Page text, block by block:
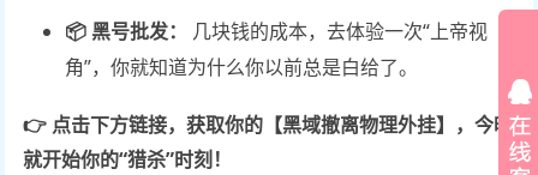
📦 黑号批发：
几块钱的成本，去体验一次“上帝视
角”，你就知道为什么你以前总是白给了。
👉 点击下方链接，获取你的【黑域撤离物理外挂】，今晚
就开始你的“猎杀”时刻！